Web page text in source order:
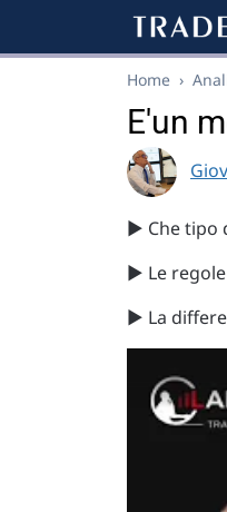
Home ›
E'un
▶️ Che tipo
▶️ Le
▶️ La